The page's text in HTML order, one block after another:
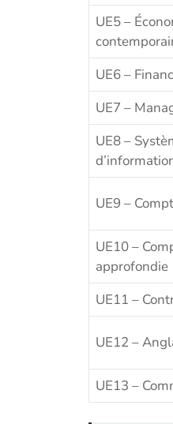
UE5 –
UE6 –
UE7 –
UE8 –
UE9 –
UE10 –
approfondie
UE11 –
UE12 –
UE13 –